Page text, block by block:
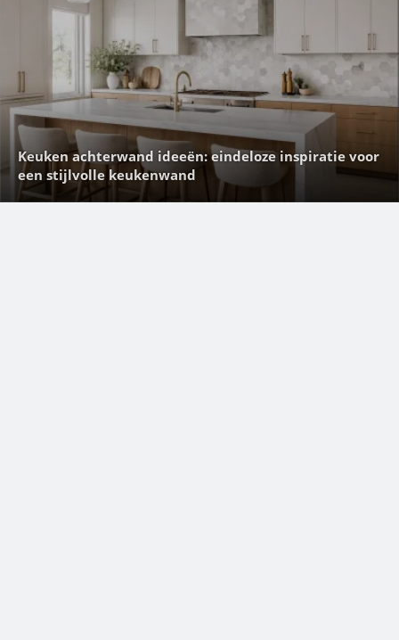
Keuken achterwand ideeën: eindeloze inspiratie voor
een stijlvolle keukenwand